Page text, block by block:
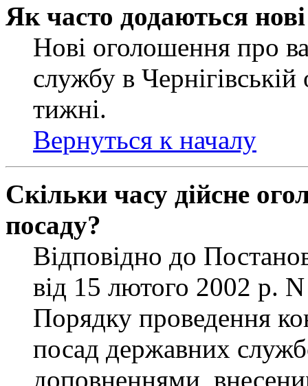
Як часто додаються
Нові оголошення про
службу в
тижні.
Вернуться к началу
Скільки часу дійсне
посаду?
Відповідно до
від 15 лютого 2002 р.
Порядку проведення
посад державних
доповненнями,